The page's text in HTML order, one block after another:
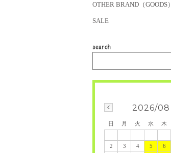
OTHER BRAND（GOODS）
SALE
2026/08
日 月 火 水 木
2
3 4 5 6